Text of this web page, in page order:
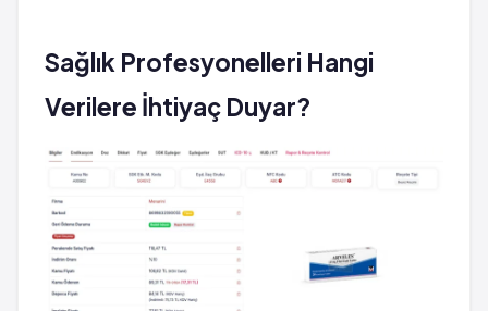
Sağlık Profesyonelleri Hangi
Verilere İhtiyaç Duyar?